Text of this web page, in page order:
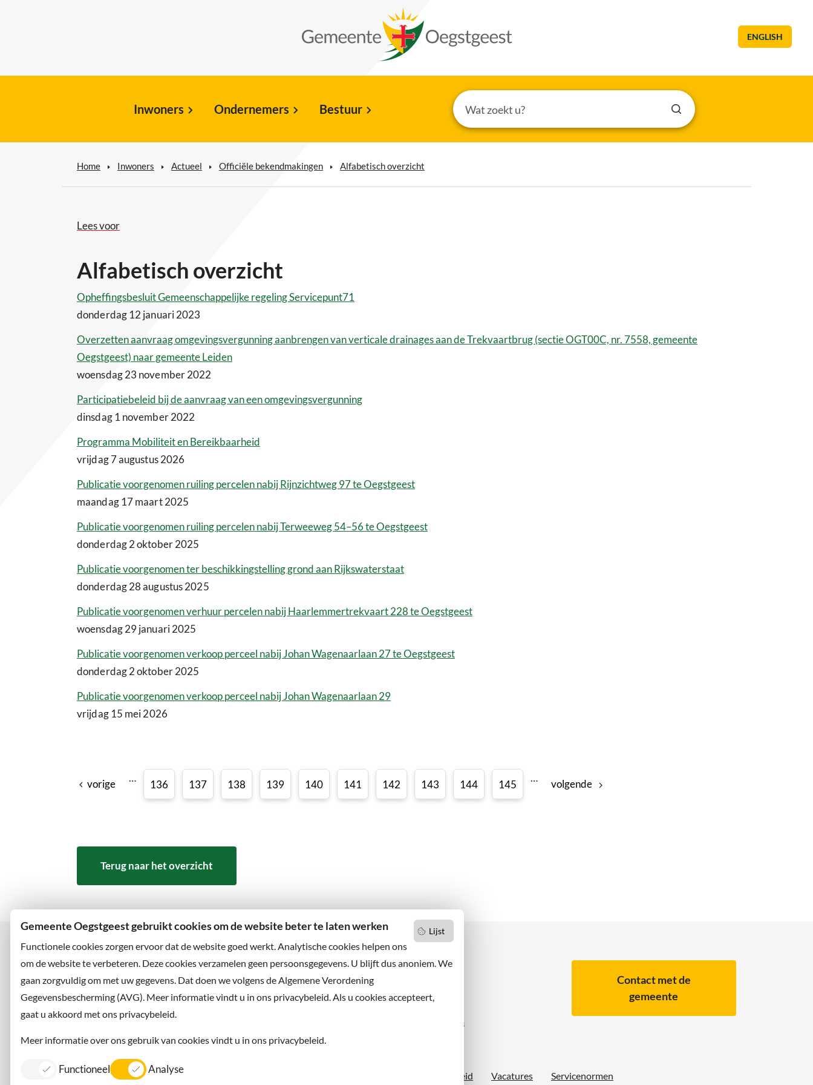
Lijst
Gemeente Oegstgeest gebruikt cookies om de website beter te laten werken
Functionele cookies zorgen ervoor dat de website goed werkt. Analytische cookies helpen ons
om de website te verbeteren. Deze cookies verzamelen geen persoonsgegevens. U blijft dus anoniem. We
gaan zorgvuldig om met uw gegevens. Dat doen we volgens de Algemene Verordening
Gegevensbescherming (AVG). Meer informatie vindt u in ons privacybeleid. Als u cookies accepteert,
gaat u akkoord met ons privacybeleid.
Meer informatie over ons gebruik van cookies vindt u in ons privacybeleid.
Functioneel Analyse
ENGLISH
Inwoners Ondernemers Bestuur
Home Inwoners Actueel Officiële bekendmakingen Alfabetisch overzicht
Lees voor
Alfabetisch overzicht
Opheffingsbesluit Gemeenschappelijke regeling Servicepunt71
donderdag 12 januari 2023
Overzetten aanvraag omgevingsvergunning aanbrengen van verticale drainages aan de Trekvaartbrug (sectie OGT00C, nr. 7558, gemeente
Oegstgeest) naar gemeente Leiden
woensdag 23 november 2022
Participatiebeleid bij de aanvraag van een omgevingsvergunning
dinsdag 1 november 2022
Programma Mobiliteit en Bereikbaarheid
vrijdag 7 augustus 2026
Publicatie voorgenomen ruiling percelen nabij Rijnzichtweg 97 te Oegstgeest
maandag 17 maart 2025
Publicatie voorgenomen ruiling percelen nabij Terweeweg 54–56 te Oegstgeest
donderdag 2 oktober 2025
Publicatie voorgenomen ter beschikkingstelling grond aan Rijkswaterstaat
donderdag 28 augustus 2025
Publicatie voorgenomen verhuur percelen nabij Haarlemmertrekvaart 228 te Oegstgeest
woensdag 29 januari 2025
Publicatie voorgenomen verkoop perceel nabij Johan Wagenaarlaan 27 te Oegstgeest
donderdag 2 oktober 2025
Publicatie voorgenomen verkoop perceel nabij Johan Wagenaarlaan 29
vrijdag 15 mei 2026
vorige …
136 137 138 139 140 141 142 143 144 145
… volgende
Terug naar het overzicht
Bezoekadres
Rhijngeesterstraatweg 13
2342 AN Oegstgeest
Wilt u niets missen?
Abonneer u op onze nieuwsbrief
X
Instagram
Contact met de
gemeente
Contact Information in English Toegankelijkheid Vacatures Servicenormen